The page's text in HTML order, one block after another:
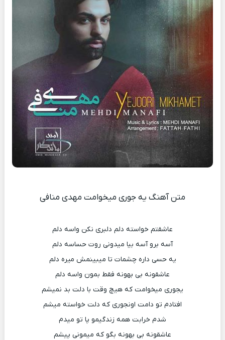
متن آهنگ یه جوری میخوامت مهدی منافی
عاشقتم خواسته دلم دلبری نکن واسه دلم
آسه برو آسه بیا میدونی روت حساسه دلم
یه حسی داره چشمات تا میبینمش میره دلم
عاشقونه بی بهونه فقط بمون واسه دلم
یجوری میخوامت که هیچ وقت با دلت بد نمیشم
افتادم تو دامت اونجوری که دلت خواسته میشم
شدم خرابت همه زندگیمو پا تو میدم
عاشقونه بی بهونه بگو که میمونی پیشم